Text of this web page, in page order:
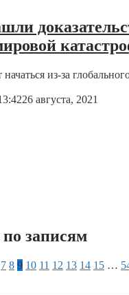
из-за
26 августа, 2021
записям
7 8 9 10 11 12 13 14 15 …